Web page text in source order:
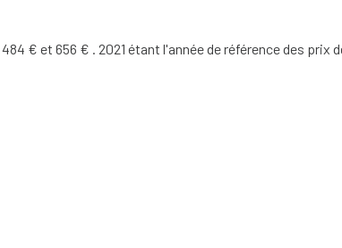
€ et 656 € . 2021 étant l'année de référence des prix